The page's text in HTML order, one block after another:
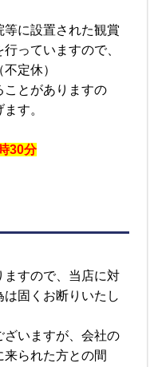
に設置された観賞
っていますので、
定休）
ことがありますの
す。
30分
ますので、当店に対
固くお断りいたし
ざいますが、会社の
られた方との間